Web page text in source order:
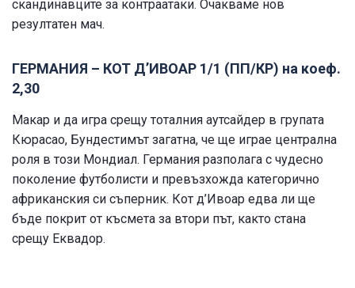
скандинавците за контраатаки. Очакваме нов
резултатен мач.
ГЕРМАНИЯ – КОТ Д’ИВОАР 1/1 (ПП/КР) на коеф.
2,30
Макар и да игра срещу тоталния аутсайдер в групата
Кюрасао, Бундестимът загатна, че ще играе централна
роля в този Мондиал. Германия разполага с чудесно
поколение футболисти и превъзхожда категорично
африканския си съперник. Кот д’Ивоар едва ли ще
бъде покрит от късмета за втори път, както стана
срещу Еквадор.